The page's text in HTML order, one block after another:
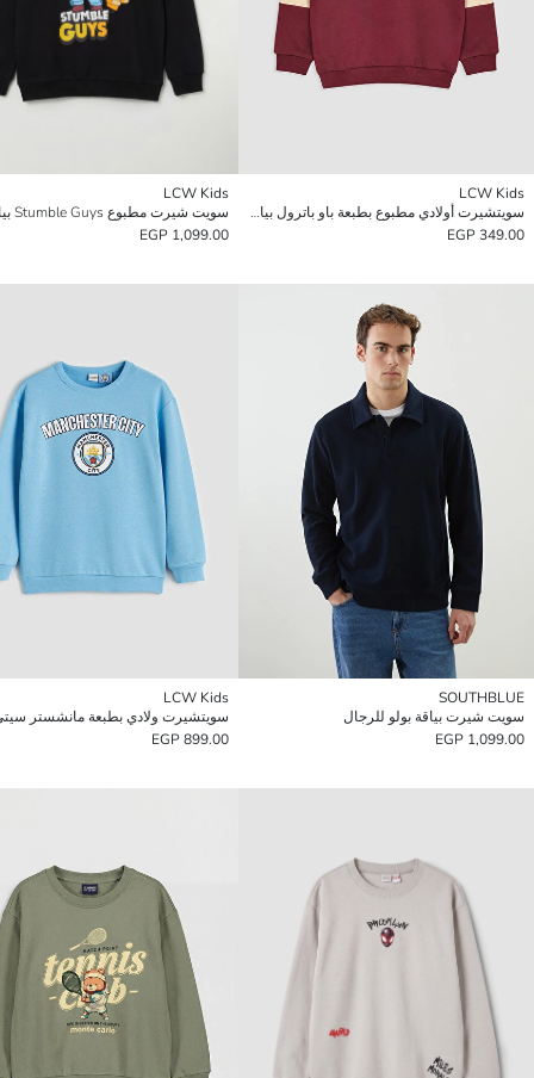
LCW Kids
سويتشيرت أولادي مطبوع بطبعة باو باترول بياقة دائرية
349.00 EGP
LCW Kids
1,099.00 EGP
SOUTHBLUE
سويت شيرت بياقة بولو للرجال
1,099.00 EGP
LCW Kids
899.00 EGP